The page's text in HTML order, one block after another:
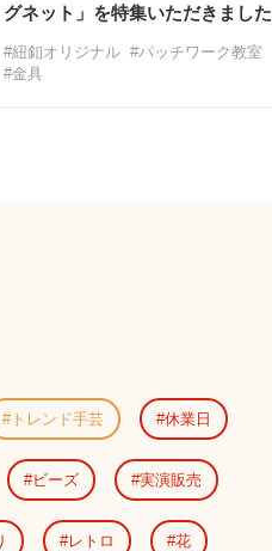
グネット」を特集いただきました
#紐釦オリジナル #パッチワーク教室
#金具
トレンド手芸 休業日
ビーズ 実演販売
レトロ 花